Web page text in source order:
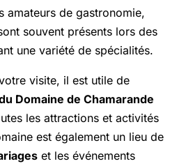
amateurs de gastronomie,
souvent présents lors des
une variété de spécialités.
visite, il est utile de
Domaine de Chamarande
les attractions et activités
est également un lieu de
et les événements